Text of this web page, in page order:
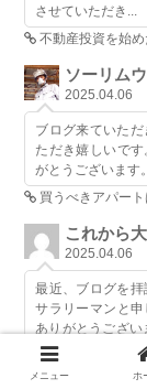
させていただき...
不動産投資を始
ソーリム
2025.04.06
ブログ来ていた
ただき嬉しいで
がとうございます。
買うべきアパー
これから
2025.04.06
最近、ブログを
サラリーマンと
ありがとうござ
お金持ち...
買うべきアパー
メニュー ホ